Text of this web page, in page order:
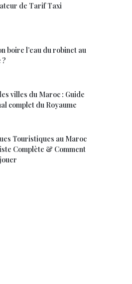
de Tarif Taxi
boire l’eau du robinet au
villes du Maroc : Guide
complet du Royaume
Touristiques au Maroc
Complète & Comment